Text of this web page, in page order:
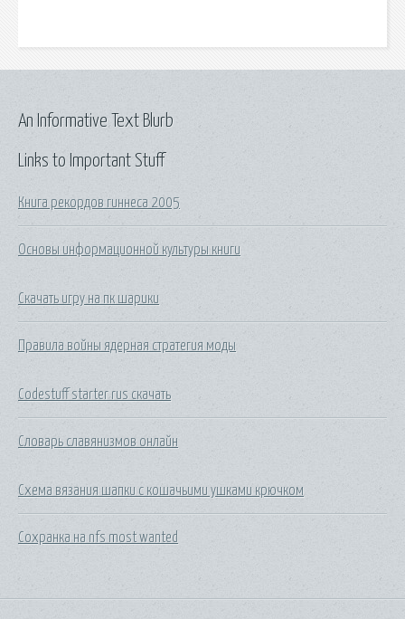
Links to Important Stuff
Книга рекордов гиннеса 2005
Основы информационной культуры книги
Скачать игру на пк шарики
Правила войны ядерная стратегия моды
Codestuff starter rus скачать
Словарь славянизмов онлайн
Схема вязания шапки с кошачьими ушками крючком
Сохранка на nfs most wanted
An Informative Text Blurb